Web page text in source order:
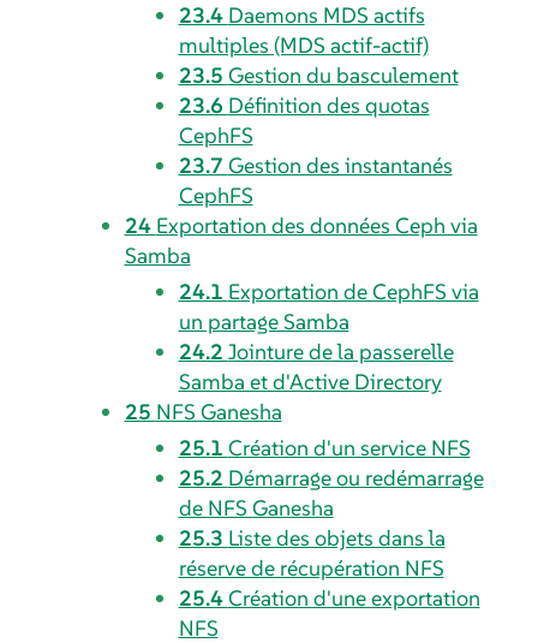
23.4 Daemons MDS actifs
multiples (MDS actif-actif)
23.5 Gestion du basculement
23.6 Définition des quotas
CephFS
23.7 Gestion des instantanés
CephFS
24 Exportation des données Ceph via
Samba
24.1 Exportation de CephFS via
un partage Samba
24.2 Jointure de la passerelle
Samba et d'Active Directory
25 NFS Ganesha
25.1 Création d'un service NFS
25.2 Démarrage ou redémarrage
de NFS Ganesha
25.3 Liste des objets dans la
réserve de récupération NFS
25.4Création d'une exportation
NFS